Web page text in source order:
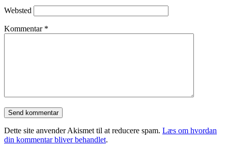
Websted
Kommentar *
Dette site anvender Akismet til at reducere spam. Læs om hvordan
din kommentar bliver behandlet.